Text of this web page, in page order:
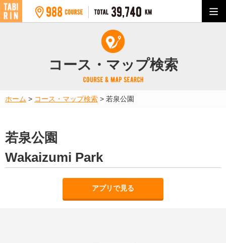
コース・マップ検索
ホーム > コース・マップ検索 > 若泉公園
若泉公園
Wakaizumi Park
アプリで見る